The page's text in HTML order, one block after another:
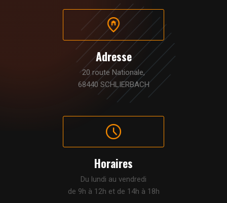
Adresse
20 route Nationale,
68440 SCHLIERBACH
Horaires
Du lundi au vendredi
de 9h à 12h et de 14h à 18h